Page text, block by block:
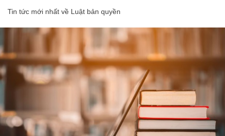
Tin tức mới nhất về Luật bản quyền